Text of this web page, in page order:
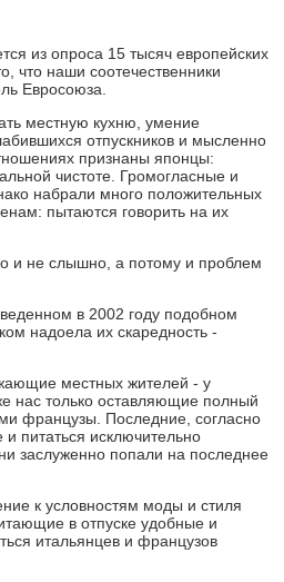
из опроса 15 тысяч европейских
что наши соотечественники
Евросоюза.
местную кухню, умение
отпускников и мысленно
признаны японцы:
чистоте. Громогласные и
набрали много положительных
пытаются говорить на их
и не слышно, а потому и проблем
в 2002 году подобном
надоела их скаредность -
местных жителей - у
нас только оставляющие полный
французы. Последние, согласно
питаться исключительно
заслуженно попали на последнее
к условностям моды и стиля
в отпуске удобные и
итальянцев и французов